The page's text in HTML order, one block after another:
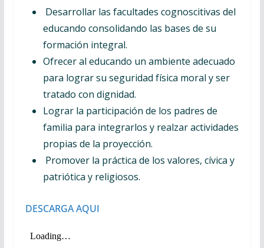
Desarrollar las facultades cognoscitivas del
educando consolidando las bases de su
formación integral.
Ofrecer al educando un ambiente adecuado
para lograr su seguridad física moral y ser
tratado con dignidad.
Lograr la participación de los padres de
familia para integrarlos y realzar actividades
propias de la proyección.
Promover la práctica de los valores, cívica y
patriótica y religiosos.
DESCARGA AQUI